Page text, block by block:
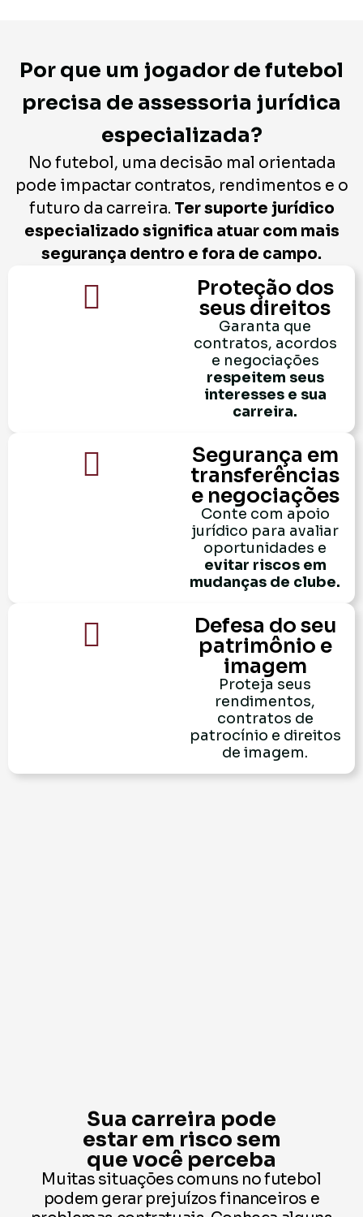
Por que um jogador de futebol
precisa de assessoria jurídica
especializada?
No futebol, uma decisão mal orientada
pode impactar contratos, rendimentos e o
futuro da carreira. Ter suporte jurídico
especializado significa atuar com mais
segurança dentro e fora de campo.
Proteção dos
seus direitos
Garanta que
contratos, acordos
e negociações
respeitem seus
interesses e sua
carreira.
Segurança em
transferências
e negociações
Conte com apoio
jurídico para avaliar
oportunidades e
evitar riscos em
mudanças de clube.
Defesa do seu
patrimônio e
imagem
Proteja seus
rendimentos,
contratos de
patrocínio e direitos
de imagem.
Sua carreira pode
estar em risco sem
que você perceba
Muitas situações comuns no futebol
podem gerar prejuízos financeiros e